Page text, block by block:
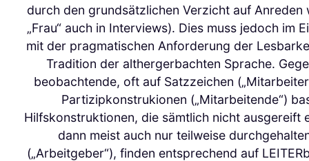
durch den grundsätzlichen Verzicht auf Anreden
„Frau“ auch in Interviews). Dies muss jedoch im
mit der pragmatischen Anforderung der
Tradition der althergerbachten Sprache.
beobachtende, oft auf Satzzeichen
Partizipkonstrukionen („Mitarbeitende“)
Hilfskonstruktionen, die sämtlich nicht ausgereift
dann meist auch nur teilweise
(„Arbeitgeber“), finden entsprechend auf